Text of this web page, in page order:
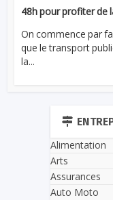
48h pour profiter de
On commence par
que le transport
la...
Alimentation
Arts
Assurances
Auto Moto